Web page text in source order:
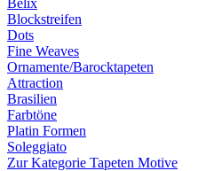
Belix
Blockstreifen
Dots
Fine Weaves
Ornamente/Barocktapeten
Attraction
Brasilien
Farbtöne
Platin Formen
Soleggiato
Zur Kategorie Tapeten Motive